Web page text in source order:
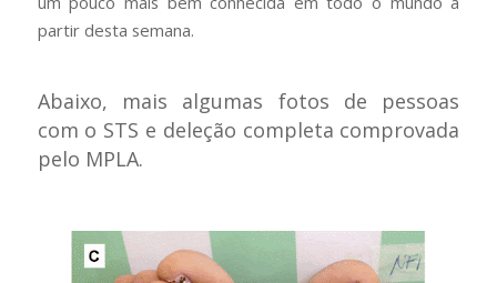
partir desta semana.
Abaixo, mais algumas fotos de pessoas
com o STS e deleção completa comprovada
pelo MPLA.